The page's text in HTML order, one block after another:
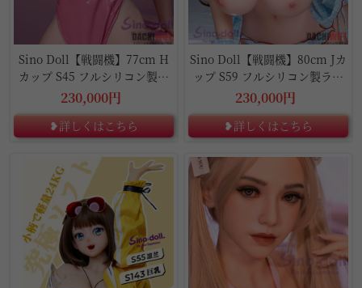
Sino Doll【戦闘機】77cm H
カップ S45 フルシリコン製ラ
ブドール
230,000円
❥詳しくはこちら
Sino Doll【戦闘機】80cm Jカ
ップ S59 フルシリコン製ラブ
ドール
230,000円
❥詳しくはこちら